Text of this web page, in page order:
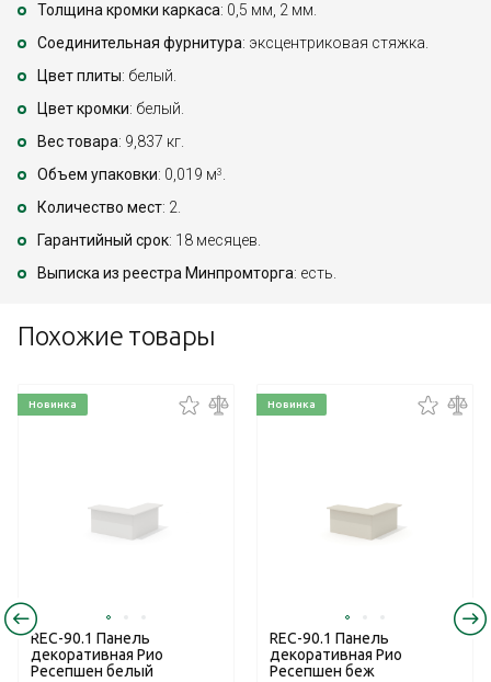
Толщина кромки каркаса: 0,5 мм, 2 мм.
Соединительная фурнитура: эксцентриковая стяжка.
Цвет плиты: белый.
Цвет кромки: белый.
Вес товара: 9,837 кг.
Объем упаковки: 0,019 м3 .
Количество мест: 2.
Гарантийный срок: 18 месяцев.
Выписка из реестра Минпромторга: есть.
Похожие товары
Новинка
REC-90.1 Панель
декоративная Рио
Ресепшен белый
Новинка
REC-90.1 Панель
декоративная Рио
Ресепшен беж